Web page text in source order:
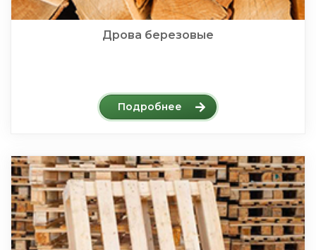
Дрова березовые
Подробнее